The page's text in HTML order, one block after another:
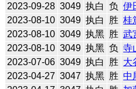
2023-09-28 3049 执白 负 伊
2023-08-10 3049 执白 胜 桂
2023-08-10 3049 执黑 胜 武
2023-08-10 3049 执黑 负 寺
2023-07-06 3049 执白 胜 大
2023-04-27 3047 执黑 胜 中